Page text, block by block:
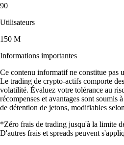
90
Utilisateurs
150 M
Informations importantes
Ce contenu informatif ne constitue pas
Le trading de crypto-actifs comporte
volatilité. Évaluez votre tolérance au
récompenses et avantages sont soumis
de détention de jetons, modifiables
*Zéro frais de trading jusqu'à la limite
D'autres frais et spreads peuvent